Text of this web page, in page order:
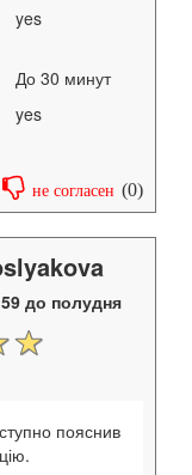
yes
До 30 минут
yes
не согласен (0)
до полудня
пояснив